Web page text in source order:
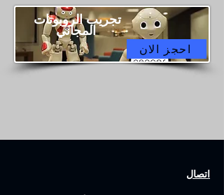
المجاني
احجز الان
اتصال